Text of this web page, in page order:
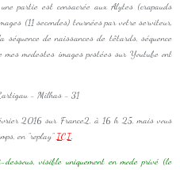
partie est consacrée aux Alytes (crapauds
(11 secondes) tournées par votre serviteur,
de naissances de têtards, séquence
modestes images postées sur Youtube ont
2016 sur France2, à 16 h 25, mais vous
en "replay" ICI.
visible uniquement en mode privé (le